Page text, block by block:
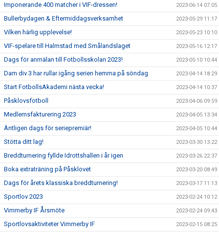
Imponerande 400 matcher i VIF-dressen! 2023-06-14 07:05
Bullerbydagen & Eftermiddagsverksamhet 2023-05-29 11:17
Vilken härlig upplevelse! 2023-05-23 10:10
VIF-spelare till Halmstad med Smålandslaget 2023-05-16 12:17
Dags för anmälan till Fotbollsskolan 2023! 2023-05-10 10:44
Dam div 3 har rullar igång serien hemma på söndag 2023-04-14 18:29
Start FotbollsAkademi nästa vecka! 2023-04-14 10:37
Påsklovsfotboll 2023-04-06 09:59
Medlemsfakturering 2023 2023-04-05 13:34
Äntligen dags för seriepremiär! 2023-04-05 10:44
Stötta ditt lag! 2023-03-30 13:22
Breddturnering fyllde Idrottshallen i år igen 2023-03-26 22:37
Boka extraträning på Påsklovet 2023-03-20 08:49
Dags för årets klassiska breddturnering! 2023-03-17 11:13
Sportlov 2023 2023-02-24 10:12
Vimmerby IF Årsmöte 2023-02-24 09:43
Sportlovsaktiviteter Vimmerby IF 2023-02-15 08:25